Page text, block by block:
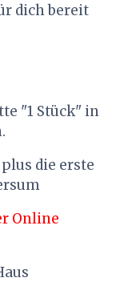
dich bereit
"1 Stück" in
die erste
Online